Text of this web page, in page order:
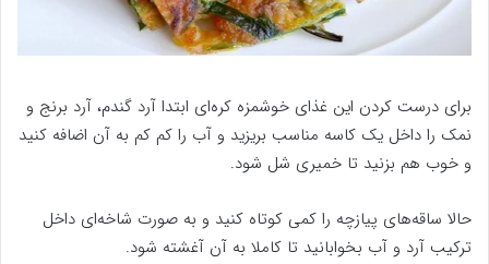
برای درست کردن این غذای خوشمزه کره‌ای ابتدا آرد گندم، آرد برنج و
نمک را داخل یک کاسه مناسب بریزید و آب را کم کم به آن اضافه کنید
و خوب هم بزنید تا خمیری شل شود.
حالا ساقه‌های پیازچه را کمی کوتاه کنید و به صورت شاخه‌ای داخل
ترکیب آرد و آب بخوابانید تا کاملا به آن آغشته شود.